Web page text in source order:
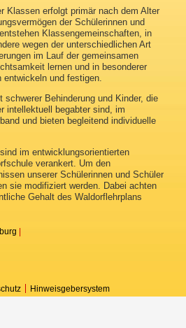
Klassen erfolgt primär nach dem Alter
der Schülerinnen und
Klassengemeinschaften, in
wegen der unterschiedlichen Art
im Lauf der gemeinsamen
lernen und in besonderer
und festigen.
schwerer Behinderung und Kinder, die
intellektuell begabter sind, im
und bieten begleitend individuelle
im entwicklungsorientierten
verankert. Um den
unserer Schülerinnen und Schüler
sie modifiziert werden. Dabei achten
Gehalt des Waldorflehrplans
Hinweisgebersystem